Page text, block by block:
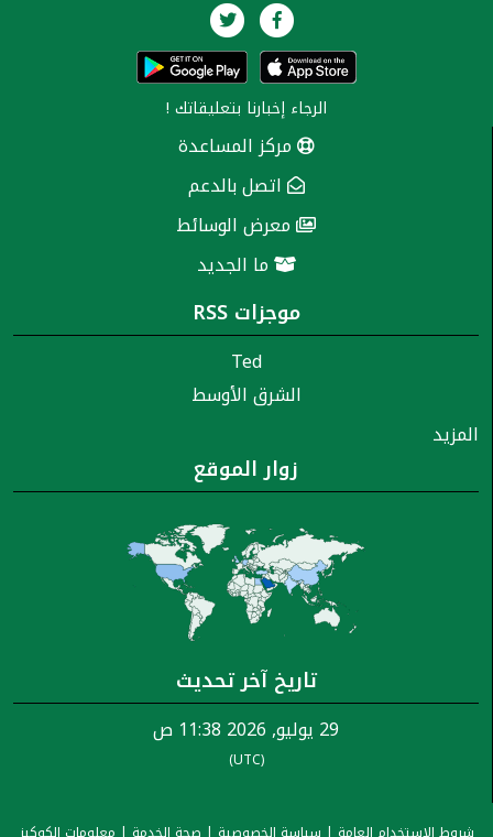
الرجاء إخبارنا بتعليقاتك !
مركز المساعدة
اتصل بالدعم
معرض الوسائط
ما الجديد
موجزات RSS
Ted
الشرق الأوسط
المزيد
زوار الموقع
تاريخ آخر تحديث
29 يوليو, 2026 11:38 ص
(UTC)